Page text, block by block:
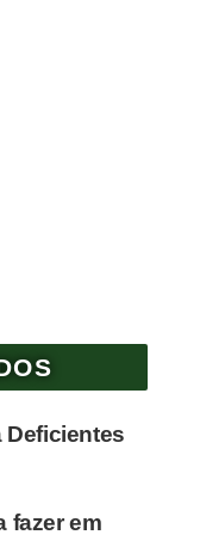
Deficientes
fazer em